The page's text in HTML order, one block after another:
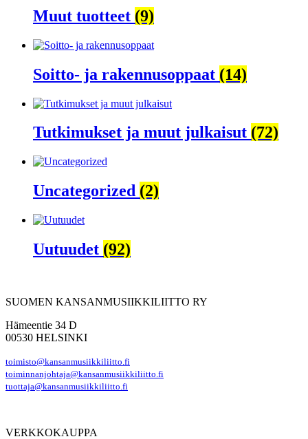
Muut tuotteet (9)
Soitto- ja rakennusoppaat (14)
Tutkimukset ja muut julkaisut (72)
Uncategorized (2)
Uutuudet (92)
SUOMEN KANSANMUSIIKKILIITTO RY
Hämeentie 34 D
00530 HELSINKI
toimisto@kansanmusiikkiliitto.fi
toiminnanjohtaja@kansanmusiikkiliitto.fi
tuottaja@kansanmusiikkiliitto.fi
VERKKOKAUPPA